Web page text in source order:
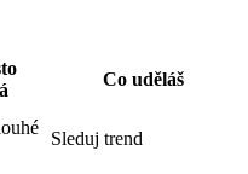
Co uděláš
Sleduj trend